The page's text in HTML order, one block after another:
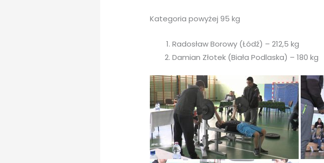
Kategoria powyżej 95 kg
Radosław Borowy (Łódź) – 212,5 kg
Damian Złotek (Biała Podlaska) – 180 kg